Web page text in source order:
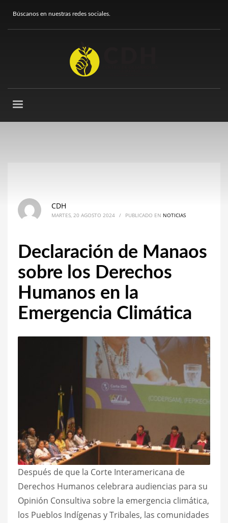
Búscanos en nuestras redes sociales.
CDH
MARTES, 20 AGOSTO 2024 / PUBLICADO EN NOTICIAS
Declaración de Manaos
sobre los Derechos
Humanos en la
Emergencia Climática
Después de que la Corte Interamericana de
Derechos Humanos celebrara audiencias para su
Opinión Consultiva sobre la emergencia climática,
los Pueblos Indígenas y Tribales, las comunidades